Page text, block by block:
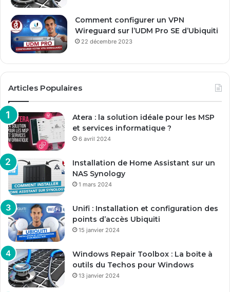
Comment configurer un VPN
Wireguard sur l’UDM Pro SE d’Ubiquiti
22 décembre 2023
Articles Populaires
Atera : la solution idéale pour les MSP
et services informatique ?
6 avril 2024
Installation de Home Assistant sur un
NAS Synology
1 mars 2024
Unifi : Installation et configuration des
points d’accès Ubiquiti
15 janvier 2024
Windows Repair Toolbox : La boite à
outils du Techos pour Windows
13 janvier 2024